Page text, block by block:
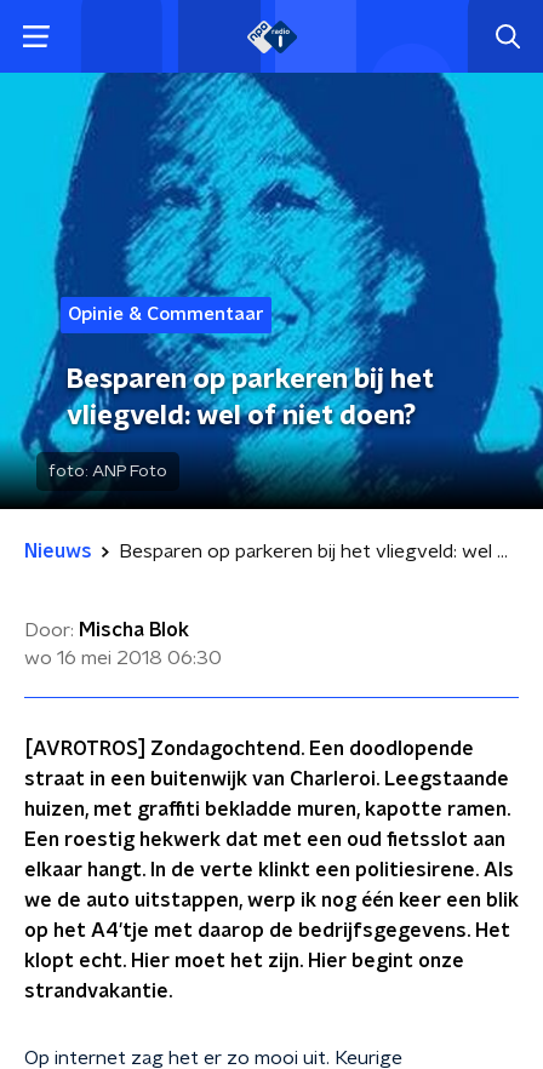
Opinie & Commentaar
Besparen op parkeren bij het
vliegveld: wel of niet doen?
foto: ANP Foto
Nieuws Besparen op parkeren bij het vliegveld: wel of niet doen?
Door: Mischa Blok
wo 16 mei 2018 06:30
[AVROTROS] Zondagochtend. Een doodlopende
straat in een buitenwijk van Charleroi. Leegstaande
huizen, met graffiti bekladde muren, kapotte ramen.
Een roestig hekwerk dat met een oud fietsslot aan
elkaar hangt. In de verte klinkt een politiesirene. Als
we de auto uitstappen, werp ik nog één keer een blik
op het A4'tje met daarop de bedrijfsgegevens. Het
klopt echt. Hier moet het zijn. Hier begint onze
strandvakantie.
Op internet zag het er zo mooi uit. Keurige